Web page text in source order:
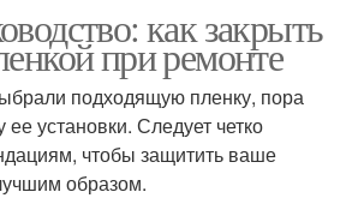
Укрывная пленка
Укрывные пленки
как закрыть
при ремонте
подходящую пленку, пора
ее установки. Следует четко
чтобы защитить ваше
образом.